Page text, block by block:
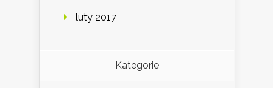
luty 2017
Kategorie